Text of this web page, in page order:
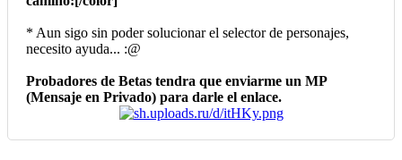
* Aun sigo sin poder solucionar el selector de personajes,
necesito ayuda... :@
Probadores de Betas tendra que enviarme un MP
(Mensaje en Privado) para darle el enlace.